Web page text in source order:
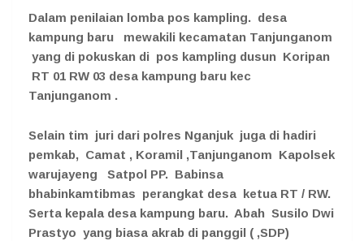
Dalam penilaian lomba pos kampling. desa
kampung baru mewakili kecamatan Tanjunganom
yang di pokuskan di pos kampling dusun Koripan
RT 01 RW 03 desa kampung baru kec
Tanjunganom .
Selain tim juri dari polres Nganjuk juga di hadiri
pemkab, Camat , Koramil ,Tanjunganom Kapolsek
warujayeng Satpol PP. Babinsa
bhabinkamtibmas perangkat desa ketua RT / RW.
Serta kepala desa kampung baru. Abah Susilo Dwi
Prastyo yang biasa akrab di panggil ( ,SDP)